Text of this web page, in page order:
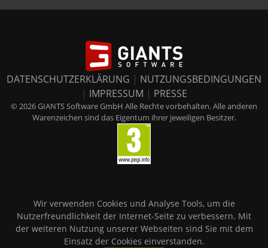
DATENSCHUTZERKLÄRUNG | NUTZUNGSBEDINGUNGEN
| IMPRESSUM | PRESSE
© 2026 GIANTS Software GmbH Alle Rechte vorbehalten. Alle anderen
Warenzeichen sind das Eigentum ihrer jeweiligen Besitzer.
Wir verwenden Cookies und Analyse Tools, um die
Nutzerfreundlichkeit der Internet-Seite zu verbessern. Mit
der weiteren Nutzung unserer Webseiten sind Sie mit dem
Einsatz der Cookies einverstanden.